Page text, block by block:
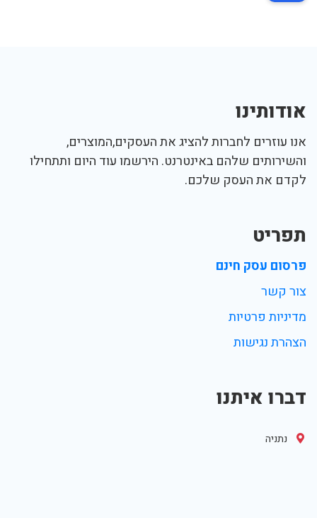
אודותינו
אנו עוזרים לחברות להציג את העסקים,המוצרים,
והשירותים שלהם באינטרנט. הירשמו עוד היום ותתחילו
לקדם את העסק שלכם.
תפריט
פרסום עסק חינם
צור קשר
מדיניות פרטיות
הצהרת נגישות
דברו איתנו
נתניה